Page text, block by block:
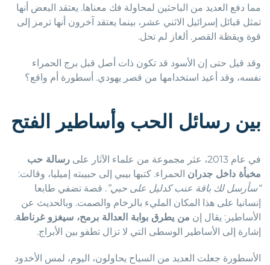
مما دفع العديد من الباحثين لمحاولة فك معناها. يعتقد البعض أنها
تمثل قبائل إسرائيل الاثني عشر، بينما يعتقد آخرون أنها ترمز إلى
قوة ويقظة القصر. ألغاز لم تحل.
وقد قيل حتى إن الأسود قد تكون ذات أصل قبل برج الحمراء
نفسه، وقد أعيد استخدامها من قصر يهودي. أسطورة أم واقع؟
بين رسائل الحب وأساطير الفتح
في عام 2013، عثر مجموعة من علماء الآثار على
رسالة حب
مخبأة داخل جدرانالحمراء. كتبها بيبي إلى حبيبته إميليا، وقالت:
“سأرسل لك باقة عنب كدليل على حبي”.قصة تضفي طابعا
إنسانيا على هذا المكان المليء بالرخام والصمت. وبالحديث عن
الأساطير: يقال إن من يطرق بوابة العدالة برمح، سيغزو غرناطة.
إشارة إلى الأساطير الوسطى التي لا تزال تطفو بين الأبراج.
الأسطورة جعلت العديد من السياح يحاولون، اليوم، لمس الأخدود